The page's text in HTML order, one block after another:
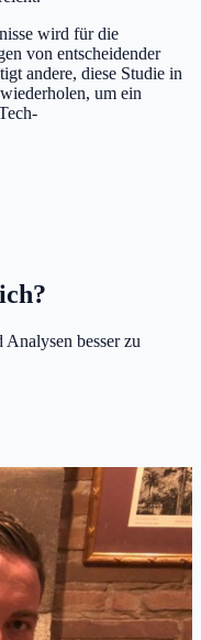
wird für die
von entscheidender
andere, diese Studie in
um ein
besser zu